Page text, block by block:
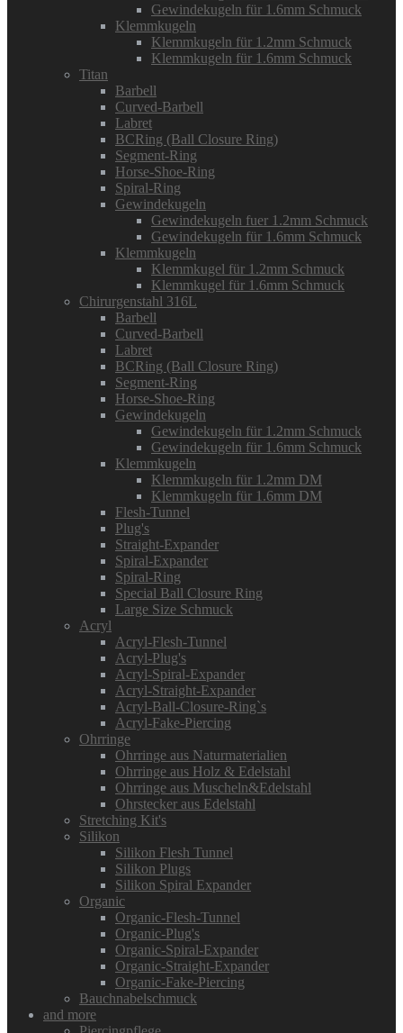
Gewindekugeln für 1.6mm Schmuck
Klemmkugeln
Klemmkugeln für 1.2mm Schmuck
Klemmkugeln für 1.6mm Schmuck
Titan
Barbell
Curved-Barbell
Labret
BCRing (Ball Closure Ring)
Segment-Ring
Horse-Shoe-Ring
Spiral-Ring
Gewindekugeln
Gewindekugeln fuer 1.2mm Schmuck
Gewindekugeln für 1.6mm Schmuck
Klemmkugeln
Klemmkugel für 1.2mm Schmuck
Klemmkugel für 1.6mm Schmuck
Chirurgenstahl 316L
Barbell
Curved-Barbell
Labret
BCRing (Ball Closure Ring)
Segment-Ring
Horse-Shoe-Ring
Gewindekugeln
Gewindekugeln für 1.2mm Schmuck
Gewindekugeln für 1.6mm Schmuck
Klemmkugeln
Klemmkugeln für 1.2mm DM
Klemmkugeln für 1.6mm DM
Flesh-Tunnel
Plug's
Straight-Expander
Spiral-Expander
Spiral-Ring
Special Ball Closure Ring
Large Size Schmuck
Acryl
Acryl-Flesh-Tunnel
Acryl-Plug's
Acryl-Spiral-Expander
Acryl-Straight-Expander
Acryl-Ball-Closure-Ring`s
Acryl-Fake-Piercing
Ohrringe
Ohrringe aus Naturmaterialien
Ohrringe aus Holz & Edelstahl
Ohrringe aus Muscheln&Edelstahl
Ohrstecker aus Edelstahl
Stretching Kit's
Silikon
Silikon Flesh Tunnel
Silikon Plugs
Silikon Spiral Expander
Organic
Organic-Flesh-Tunnel
Organic-Plug's
Organic-Spiral-Expander
Organic-Straight-Expander
Organic-Fake-Piercing
Bauchnabelschmuck
and more